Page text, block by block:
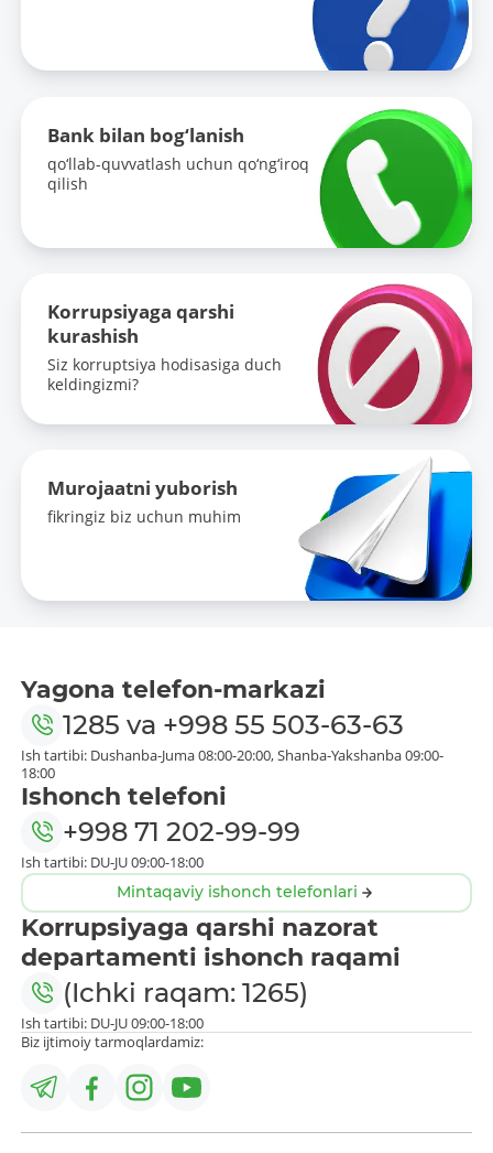
Bank bilan bog‘lanish
qo‘llab-quvvatlash uchun qo‘ng‘iroq
qilish
Korrupsiyaga qarshi
kurashish
Siz korruptsiya hodisasiga duch
keldingizmi?
Murojaatni yuborish
fikringiz biz uchun muhim
Yagona telefon-markazi
1285 va +998 55 503-63-63
Ish tartibi: Dushanba-Juma 08:00-20:00, Shanba-Yakshanba 09:00-
18:00
Ishonch telefoni
+998 71 202-99-99
Ish tartibi: DU-JU 09:00-18:00
Mintaqaviy ishonch telefonlari
Korrupsiyaga qarshi nazorat
departamenti ishonch raqami
(Ichki raqam: 1265)
Ish tartibi: DU-JU 09:00-18:00
Biz ijtimoiy tarmoqlardamiz: